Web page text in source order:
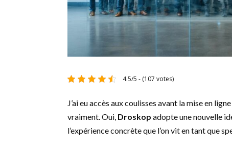
4.5/5 - (107 votes)
J’ai eu accès aux coulisses avant la mise en
vraiment. Oui, Droskop adopte une nouvelle
l’expérience concrète que l’on vit en tant que